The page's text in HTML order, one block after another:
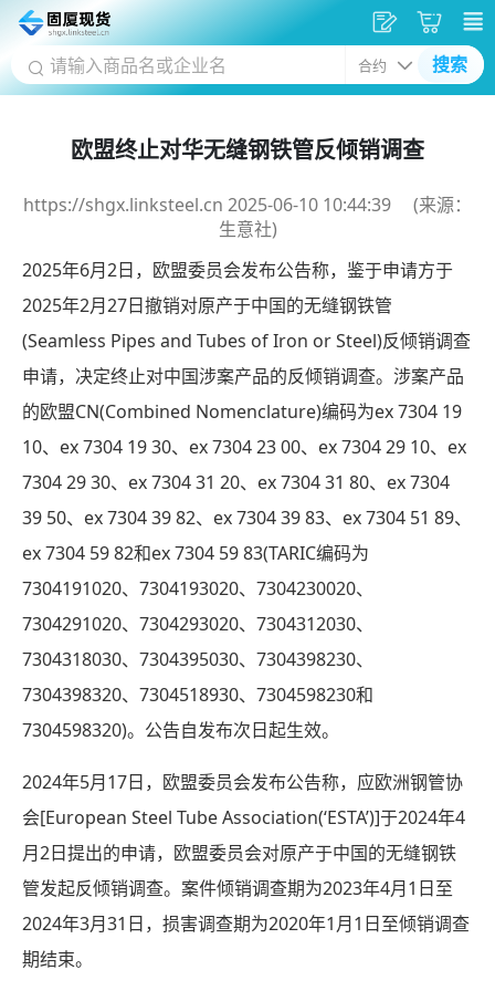
搜索
发
供
采
购
欧盟终止对华无缝钢铁管反倾销调查
https://shgx.linksteel.cn 2025-06-10 10:44:39 (来源：
生意社)
2025年6月2日，欧盟委员会发布公告称，鉴于申请方于
2025年2月27日撤销对原产于中国的无缝钢铁管
(Seamless Pipes and Tubes of Iron or Steel)反倾销调查
申请，决定终止对中国涉案产品的反倾销调查。涉案产品
的欧盟CN(Combined Nomenclature)编码为ex 7304 19
10、ex 7304 19 30、ex 7304 23 00、ex 7304 29 10、ex
7304 29 30、ex 7304 31 20、ex 7304 31 80、ex 7304
39 50、ex 7304 39 82、ex 7304 39 83、ex 7304 51 89、
ex 7304 59 82和ex 7304 59 83(TARIC编码为
7304191020、7304193020、7304230020、
7304291020、7304293020、7304312030、
7304318030、7304395030、7304398230、
7304398320、7304518930、7304598230和
7304598320)。公告自发布次日起生效。
2024年5月17日，欧盟委员会发布公告称，应欧洲钢管协
会[European Steel Tube Association(‘ESTA’)]于2024年4
月2日提出的申请，欧盟委员会对原产于中国的无缝钢铁
管发起反倾销调查。案件倾销调查期为2023年4月1日至
2024年3月31日，损害调查期为2020年1月1日至倾销调查
期结束。